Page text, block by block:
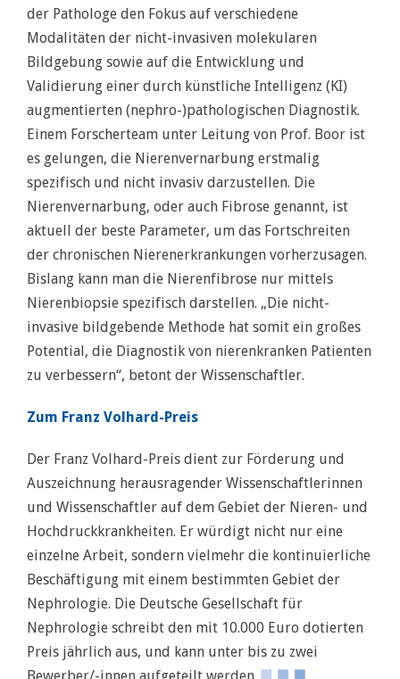
der Pathologe den Fokus auf verschiedene
Modalitäten der nicht-invasiven molekularen
Bildgebung sowie auf die Entwicklung und
Validierung einer durch künstliche Intelligenz (KI)
augmentierten (nephro-)pathologischen Diagnostik.
Einem Forscherteam unter Leitung von Prof. Boor ist
es gelungen, die Nierenvernarbung erstmalig
spezifisch und nicht invasiv darzustellen. Die
Nierenvernarbung, oder auch Fibrose genannt, ist
aktuell der beste Parameter, um das Fortschreiten
der chronischen Nierenerkrankungen vorherzusagen.
Bislang kann man die Nierenfibrose nur mittels
Nierenbiopsie spezifisch darstellen. „Die nicht-
invasive bildgebende Methode hat somit ein großes
Potential, die Diagnostik von nierenkranken Patienten
zu verbessern“, betont der Wissenschaftler.
Zum Franz Volhard-Preis
Der Franz Volhard-Preis dient zur Förderung und
Auszeichnung herausragender Wissenschaftlerinnen
und Wissenschaftler auf dem Gebiet der Nieren- und
Hochdruckkrankheiten. Er würdigt nicht nur eine
einzelne Arbeit, sondern vielmehr die kontinuierliche
Beschäftigung mit einem bestimmten Gebiet der
Nephrologie. Die Deutsche Gesellschaft für
Nephrologie schreibt den mit 10.000 Euro dotierten
Preis jährlich aus, und kann unter bis zu zwei